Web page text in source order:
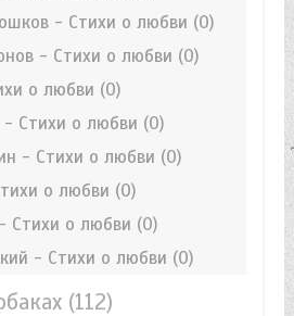
- Стихи о любви (0)
- Стихи о любви (0)
о любви (0)
Стихи о любви (0)
- Стихи о любви (0)
о любви (0)
Стихи о любви (0)
- Стихи о любви (0)
(112)